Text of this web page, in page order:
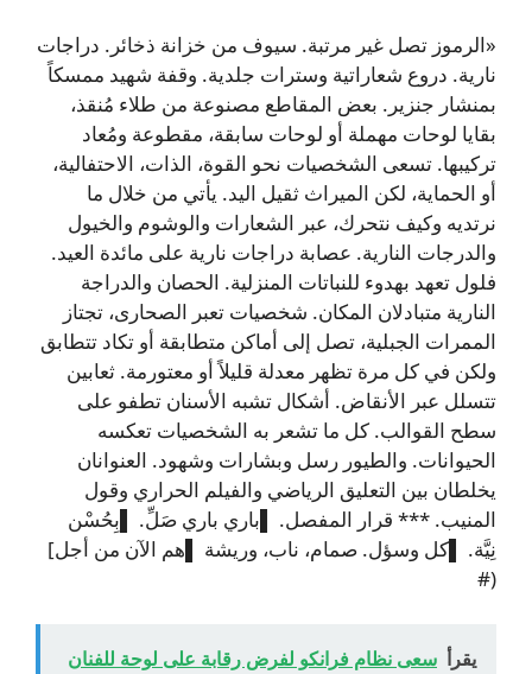
«الرموز تصل غير مرتبة. سيوف من خزانة ذخائر. دراجات
نارية. دروع شعاراتية وسترات جلدية. وقفة شهيد ممسكاً
بمنشار جنزير. بعض المقاطع مصنوعة من طلاء مُنقذ،
بقايا لوحات مهملة أو لوحات سابقة، مقطوعة ومُعاد
تركيبها. تسعى الشخصيات نحو القوة، الذات، الاحتفالية،
أو الحماية، لكن الميراث ثقيل اليد. يأتي من خلال ما
نرتديه وكيف نتحرك، عبر الشعارات والوشوم والخيول
والدرجات النارية. عصابة دراجات نارية على مائدة العيد.
فلول تعهد بهدوء للنباتات المنزلية. الحصان والدراجة
النارية متبادلان المكان. شخصيات تعبر الصحارى، تجتاز
الممرات الجبلية، تصل إلى أماكن متطابقة أو تكاد تتطابق
ولكن في كل مرة تظهر معدلة قليلاً أو معتورمة. ثعابين
تتسلل عبر الأنقاض. أشكال تشبه الأسنان تطفو على
سطح القوالب. كل ما تشعر به الشخصيات تعكسه
الحيوانات. والطيور رسل وبشارات وشهود. العنوانان
يخلطان بين التعليق الرياضي والفيلم الحراري وقول
المنيب. *** قرار المفصل. ▌باري باري صَلِّ. ▌بِحُسْن
نِيَّة. ▌كل وسؤل. صمام، ناب، وريشة ▌هم الآن من أجل]
(#
يقرأ سعى نظام فرانكو لفرض رقابة على لوحة للفنان